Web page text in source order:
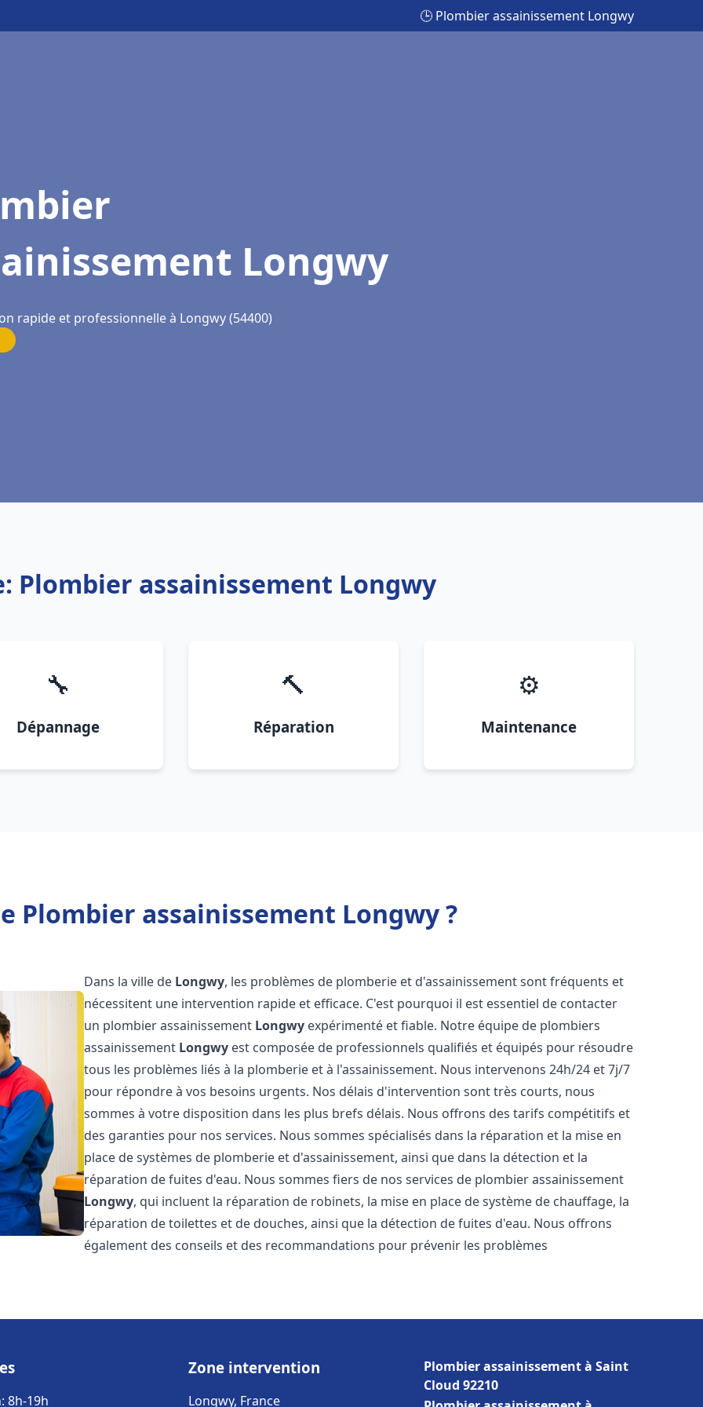
🕒 Plombier assainissement Longwy
Longwy
rapide et professionnelle à Longwy (54400)
Plombier assainissement Longwy
🔧
Dépannage
🔨
Réparation
⚙️
Maintenance
Plombier assainissement Longwy ?
Dans la ville de Longwy, les problèmes de plomberie et d'assainissement sont fréquents et
nécessitent une intervention rapide et efficace. C'est pourquoi il est essentiel de contacter
un plombier assainissement Longwy expérimenté et fiable. Notre équipe de plombiers
assainissement Longwy est composée de professionnels qualifiés et équipés pour résoudre
tous les problèmes liés à la plomberie et à l'assainissement. Nous intervenons 24h/24 et 7j/7
pour répondre à vos besoins urgents. Nos délais d'intervention sont très courts, nous
sommes à votre disposition dans les plus brefs délais. Nous offrons des tarifs compétitifs et
des garanties pour nos services. Nous sommes spécialisés dans la réparation et la mise en
place de systèmes de plomberie et d'assainissement, ainsi que dans la détection et la
réparation de fuites d'eau. Nous sommes fiers de nos services de plombier assainissement
Longwy, qui incluent la réparation de robinets, la mise en place de système de chauffage, la
réparation de toilettes et de douches, ainsi que la détection de fuites d'eau. Nous offrons
également des conseils et des recommandations pour prévenir les problèmes
8h-19h
Zone intervention
Longwy, France
Plombier assainissement à Saint
Cloud 92210